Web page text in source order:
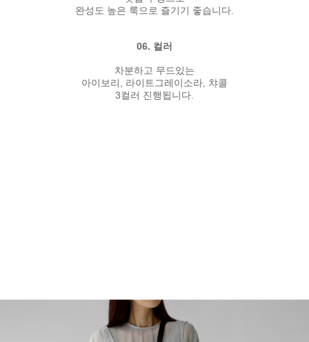
완성도 높은 룩으로 즐기기 좋습니다.
06. 컬러
차분하고 무드있는
아이보리, 라이트그레이소라, 챠콜
3컬러 진행됩니다.